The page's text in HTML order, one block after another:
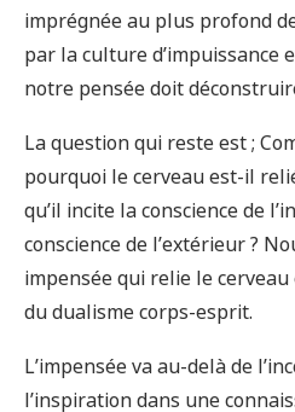
imprégnée au plus profond
par la culture d’impuissance
notre pensée doit
La question qui reste est ;
pourquoi le cerveau est-il
qu’il incite la conscience de
conscience de l’extérieur ?
impensée qui relie le
du dualisme corps-esprit.
L’impensée va au-delà de
l’inspiration dans une